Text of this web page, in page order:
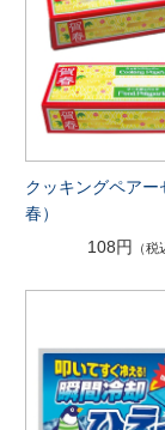
クッキングペア
春）
108円
（税